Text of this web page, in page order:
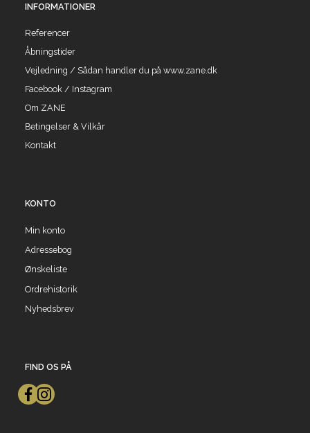
INFORMATIONER
Referencer
Åbningstider
Vejledning / Sådan handler du på www.zane.dk
Facebook / Instagram
Om ZANE
Betingelser & Vilkår
Kontakt
KONTO
Min konto
Adressebog
Ønskeliste
Ordrehistorik
Nyhedsbrev
FIND OS PÅ